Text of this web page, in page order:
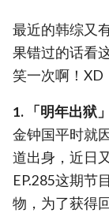
最近的韩综又
果错过的话看
笑一次啊！XD
1. 「明年出狱
金钟国平时就
道出身，近日
EP.285这期节
物，为了获得